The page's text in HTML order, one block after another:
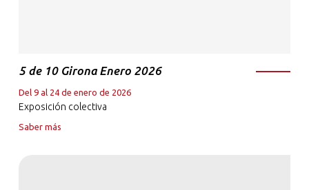
5 de 10 Girona Enero 2026
Del 9 al 24 de enero de 2026
Exposición colectiva
Saber más